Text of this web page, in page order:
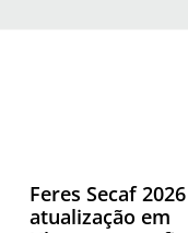
Feres Secaf
atualização em